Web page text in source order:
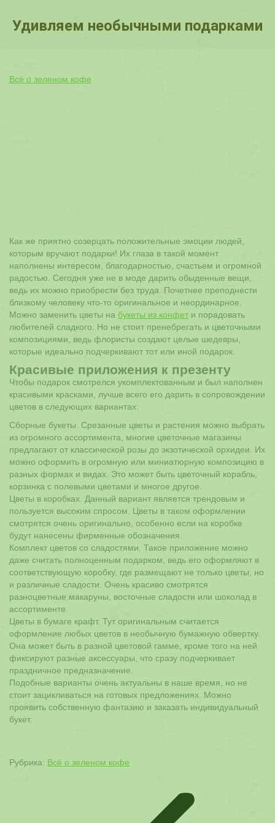
Удивляем необычными подарками
Всё о зеленом кофе
Как же приятно созерцать положительные эмоции людей,
которым вручают подарки! Их глаза в такой момент
наполнены интересом, благодарностью, счастьем и огромной
радостью. Сегодня уже не в моде дарить обыденные вещи,
ведь их можно приобрести без труда. Почетнее преподнести
близкому человеку что-то оригинальное и неординарное.
Можно заменить цветы на букеты из конфет и порадовать
любителей сладкого. Но не стоит пренебрегать и цветочными
композициями, ведь флористы создают целые шедевры,
которые идеально подчеркивают тот или иной подарок.
Красивые приложения к презенту
Чтобы подарок смотрелся укомплектованным и был наполнен
красивыми красками, лучше всего его дарить в сопровождении
цветов в следующих вариантах:
Сборные букеты. Срезанные цветы и растения можно выбрать
из огромного ассортимента, многие цветочные магазины
предлагают от классической розы до экзотической орхидеи. Их
можно оформить в огромную или миниатюрную композицию в
разных формах и видах. Это может быть цветочный корабль,
корзинка с полевыми цветами и многое другое.
Цветы в коробках. Данный вариант является трендовым и
пользуется высоким спросом. Цветы в таком оформлении
смотрятся очень оригинально, особенно если на коробке
будут нанесены фирменные обозначения.
Комплект цветов со сладостями. Такое приложение можно
даже считать полноценным подарком, ведь его оформляют в
соответствующую коробку, где размещают не только цветы, но
и различные сладости. Очень красиво смотрятся
разноцветные макаруны, восточные сладости или шоколад в
ассортименте.
Цветы в бумаге крафт. Тут оригинальным считается
оформление любых цветов в необычную бумажную обвертку.
Она может быть в разной цветовой гамме, кроме того на ней
фиксируют разные аксессуары, что сразу подчеркивает
праздничное предназначение.
Подобные варианты очень актуальны в наше время, но не
стоит зацикливаться на готовых предложениях. Можно
проявить собственную фантазию и заказать индивидуальный
букет.
Рубрика: Всё о зеленом кофе